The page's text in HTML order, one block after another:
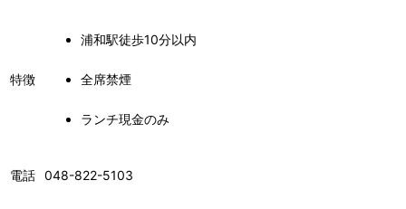
特徴
浦和駅徒歩10分以内
全席禁煙
ランチ現金のみ
電話 048-822-5103